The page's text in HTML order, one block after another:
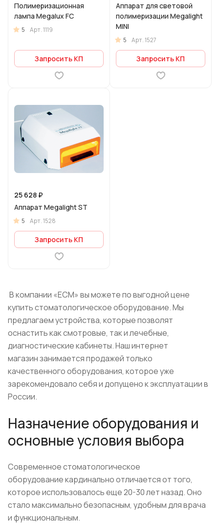
Полимеризационная
лампа Megalux FC
5 Арт.1119
Запросить КП
Аппарат для световой
полимеризации Megalight
MINI
5 Арт.1527
Запросить КП
25 628 ₽
Аппарат Megalight ST
5 Арт.1528
Запросить КП
В компании «ЕСМ» вы можете по выгодной цене
купить стоматологическое оборудование. Мы
предлагаем устройства, которые позволят
оснастить как смотровые, так и лечебные,
диагностические кабинеты. Наш интернет
магазин занимается продажей только
качественного оборудования, которое уже
зарекомендовало себя и допущено к эксплуатации в
России.
Назначение оборудования и
основные условия выбора
Современное стоматологическое
оборудование кардинально отличается от того,
которое использовалось еще 20-30 лет назад. Оно
стало максимально безопасным, удобным для врача
и функциональным.